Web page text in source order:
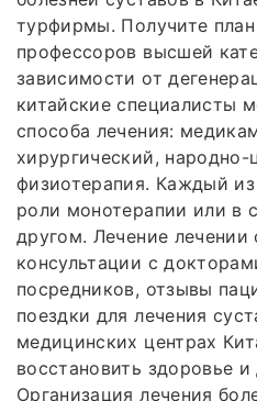
турфирмы. Получите
профессоров высшей
зависимости от
китайские специалисты
способа лечения:
хирургический, народно-
физиотерапия. Каждый
роли монотерапии или в
другом. Лечение лечении
консультации с
посредников, отзывы
поездки для лечения
медицинских центрах
восстановить здоровье и
Организация лечения